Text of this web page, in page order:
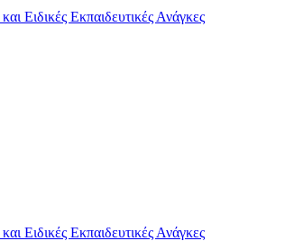
Eιδικές Εκπαιδευτικές Ανάγκες
Eιδικές Εκπαιδευτικές Ανάγκες